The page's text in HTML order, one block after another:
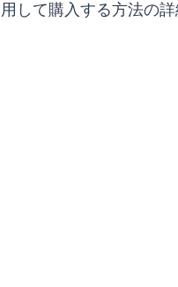
して購入する方法の